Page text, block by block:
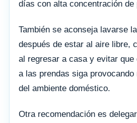
días con alta concentración de
También se aconseja lavarse
después de estar al aire libre,
al regresar a casa y evitar que
a las prendas siga
del ambiente doméstico.
Otra recomendación es